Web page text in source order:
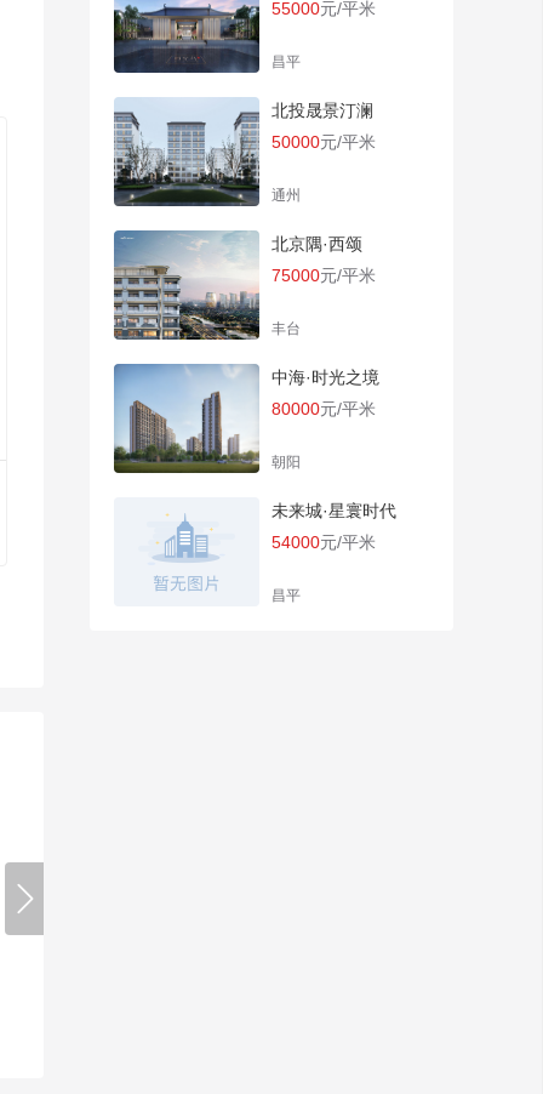

55000元/平米
昌平
北投晟景汀澜
50000元/平米
通州
北京隅·西颂
75000元/平米
丰台
中海·时光之境
80000元/平米
朝阳
未来城·星寰时代
54000元/平米
昌平